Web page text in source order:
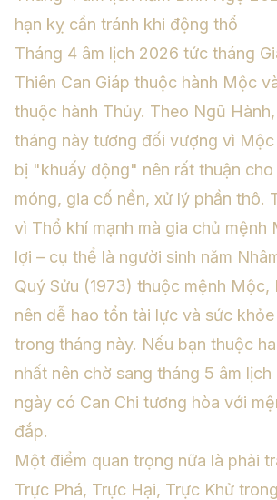
hạn kỵ cần tránh khi động thổ
Tháng 4 âm lịch 2026 tức tháng
Thiên Can Giáp thuộc hành Mộc
thuộc hành Thủy. Theo Ngũ Hành
tháng này tương đối vượng vì
bị "khuấy động" nên rất thuận
móng, gia cố nền, xử lý phần thô.
vì Thổ khí mạnh mà gia chủ mệnh
lợi – cụ thể là người sinh năm
Quý Sửu (1973) thuộc mệnh
nên dễ hao tổn tài lực và sức
trong tháng này. Nếu bạn thuộc
nhất nên chờ sang tháng 5 âm
ngày có Can Chi tương hòa với
đắp.
Một điểm quan trọng nữa là phải
Trực Phá, Trực Hại, Trực Khử